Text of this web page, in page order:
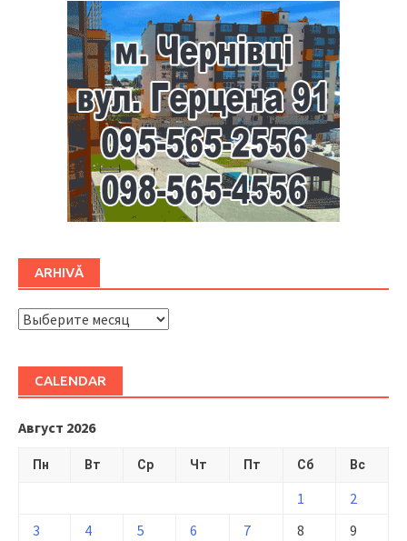
ARHIVĂ
ARHIVĂ
CALENDAR
Август 2026
Пн Вт Ср Чт Пт Сб Вс
1
2
3
4 5 6 7 8
9